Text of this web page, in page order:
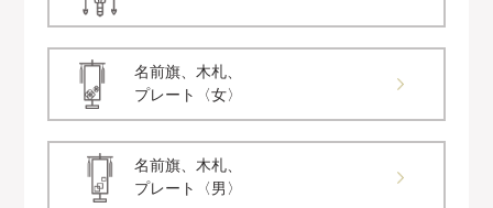
名前旗、木札、
プレート〈女〉
名前旗、木札、
プレート〈男〉